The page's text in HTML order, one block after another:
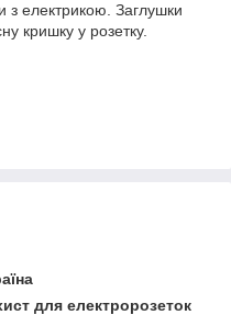
з електрикою. Заглушки
кришку у розетку.
для електророзеток